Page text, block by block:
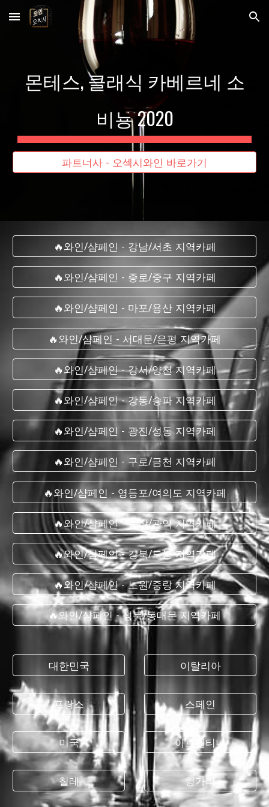
Skip to main content Skip to navigation
몬테스, 클래식 카베르네 소
비뇽 2020
파트너사 - 오섹시와인 바로가기
🔥와인/샴페인 - 강남/서초 지역카페
🔥와인/샴페인 - 종로/중구 지역카페
🔥와인/샴페인 - 마포/용산 지역카페
🔥와인/샴페인 - 서대문/은평 지역카페
🔥와인/샴페인 - 강서/양천 지역카페
🔥와인/샴페인 - 강동/송파 지역카페
🔥와인/샴페인 - 광진/성동 지역카페
🔥와인/샴페인 - 구로/금천 지역카페
🔥와인/샴페인 - 영등포/여의도 지역카페
🔥와인/샴페인 - 동작/관악 지역카페
🔥와인/샴페인 - 강북/도봉 지역카페
🔥와인/샴페인 - 노원/중랑 지역카페
🔥와인/샴페인 - 성북/동대문 지역카페
대한민국
프랑스
미국
칠레
이탈리아
스페인
아르헨티나
헝가리